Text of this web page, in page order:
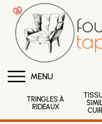
MENU
TRINGLES À
RIDEAUX
CUIR